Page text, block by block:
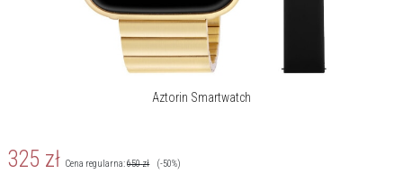
Aztorin Smartwatch
325 zł Cena regularna:650zł
(-50%)